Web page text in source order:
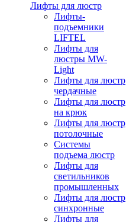
Лифты для люстр
Лифты-
подъемники
LIFTEL
Лифты для
люстры MW-
Light
Лифты для люстр
чердачные
Лифты для люстр
на крюк
Лифты для люстр
потолочные
Системы
подъема люстр
Лифты для
светильников
промышленных
Лифты для люстр
синхронные
Лифты для